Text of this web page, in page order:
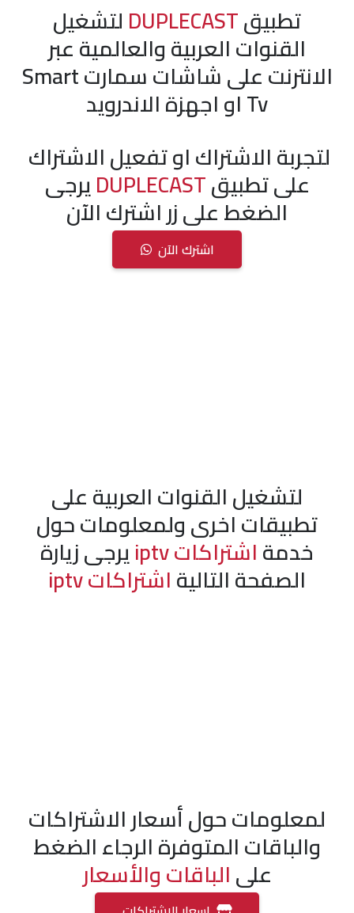
تطبيقDUPLECASTلتشغيل
القنوات العربية والعالمية عبر
الانترنت على شاشات سمارت Smart
Tv او اجهزة الاندرويد
لتجربة الاشتراك او تفعيل الاشتراك
على تطبيقDUPLECASTيرجى
الضغط على زر اشترك الآن
اشترك الآن
لتشغيل القنوات العربية على
تطبيقات اخرى ولمعلومات حول
خدمةاشتراكات iptv يرجى زيارة
الصفحة التاليةاشتراكات iptv
لمعلومات حول أسعار الاشتراكات
والباقات المتوفرة الرجاء الضغط
علىالباقات والأسعار